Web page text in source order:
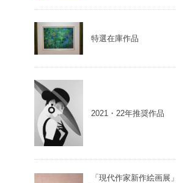
特選在庫作品
2021・22年推奨作品
「現代作家新作絵画展」